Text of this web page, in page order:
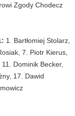
Zgody Chodecz
1. Bartłomiej Stolarz,
7. Piotr Kierus,
Dominik Becker,
17. Dawid